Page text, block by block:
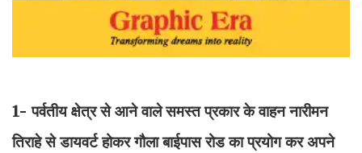
1- पर्वतीय क्षेत्र से आने वाले समस्त प्रकार के वाहन नारीमन
तिराहे से डायवर्ट होकर गौला बाईपास रोड का प्रयोग कर अपने